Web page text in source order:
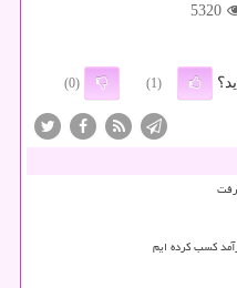
5320
(1)
(0)
کسب کرده ایم